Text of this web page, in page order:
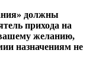
должны
прихода на
желанию,
назначениям не